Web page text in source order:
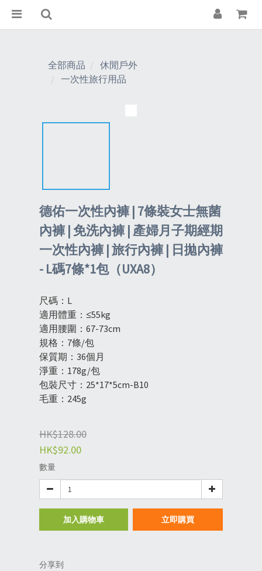
全部商品
休閒戶外
一次性旅行用品
德佑一次性內褲 | 7條裝女士無菌
內褲 | 免洗內褲 | 產婦月子期經期
一次性內褲 | 旅行內褲 | 日拋內褲
- L碼7條*1包（UXA8）
尺碼：L
適用體重：≤55kg
適用腰圍：67-73cm
規格：7條/包
保質期：36個月
淨重：178g/包
包裝尺寸：25*17*5cm-B10
毛重：245g
HK$128.00
HK$92.00
數量
加入購物車 立即購買
分享到